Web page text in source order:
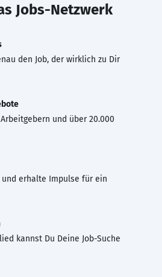
Jobs-Netzwerk
den Job, der wirklich zu Dir
und über 20.000
erhalte Impulse für ein
kannst Du Deine Job-Suche